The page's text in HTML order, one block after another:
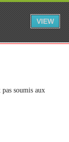
soumis aux
VIEW